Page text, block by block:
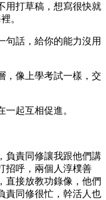
用打草稿，想寫很快就
。
句話，給你的能力沒用
，像上學考試一樣，交
一起互相促進。
負責同修讓我跟他們講
招呼，兩個人淳樸善
直接放教功錄像，他們
責同修很忙，幹活人也